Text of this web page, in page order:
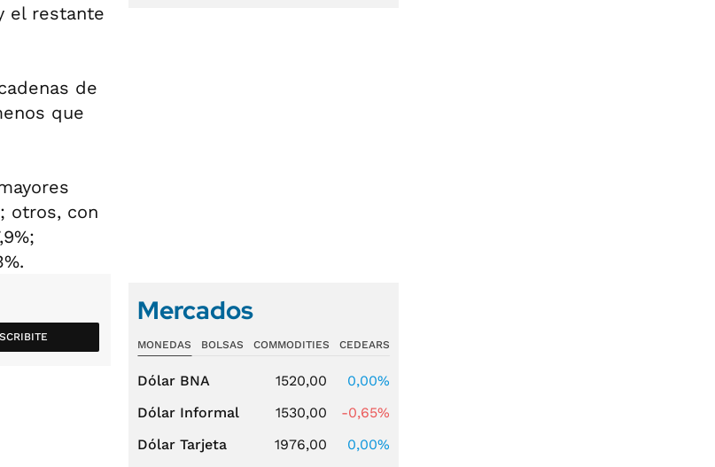
el restante
de
que
otros, con
Mercados
MONEDAS BOLSAS COMMODITIES CEDEARS
Dólar BNA 1520,00
0,00%
Dólar Informal
1530,00
-0,65%
Dólar Tarjeta
1976,00
0,00%